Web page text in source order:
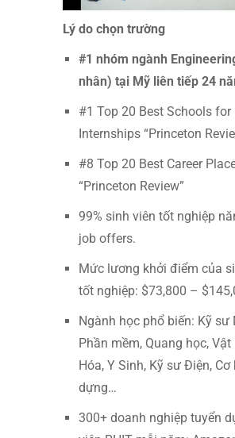
Lý do chọn trường
#1 nhóm ngành
nhân) tại Mỹ liên tiếp 24
#1 Top 20 Best Schools for
Internships “Princeton
#8 Top 20 Best Career
“Princeton Review”
99% sinh viên tốt nghiệp
job offers.
Mức lương khởi điểm của
tốt nghiệp: $73,800 –
Ngành học phổ biến: Kỹ sư
Phần mềm, Quang học, Vật
Hóa, Y Sinh, Kỹ sư Điện,
dựng…
300+ doanh nghiệp tuyển